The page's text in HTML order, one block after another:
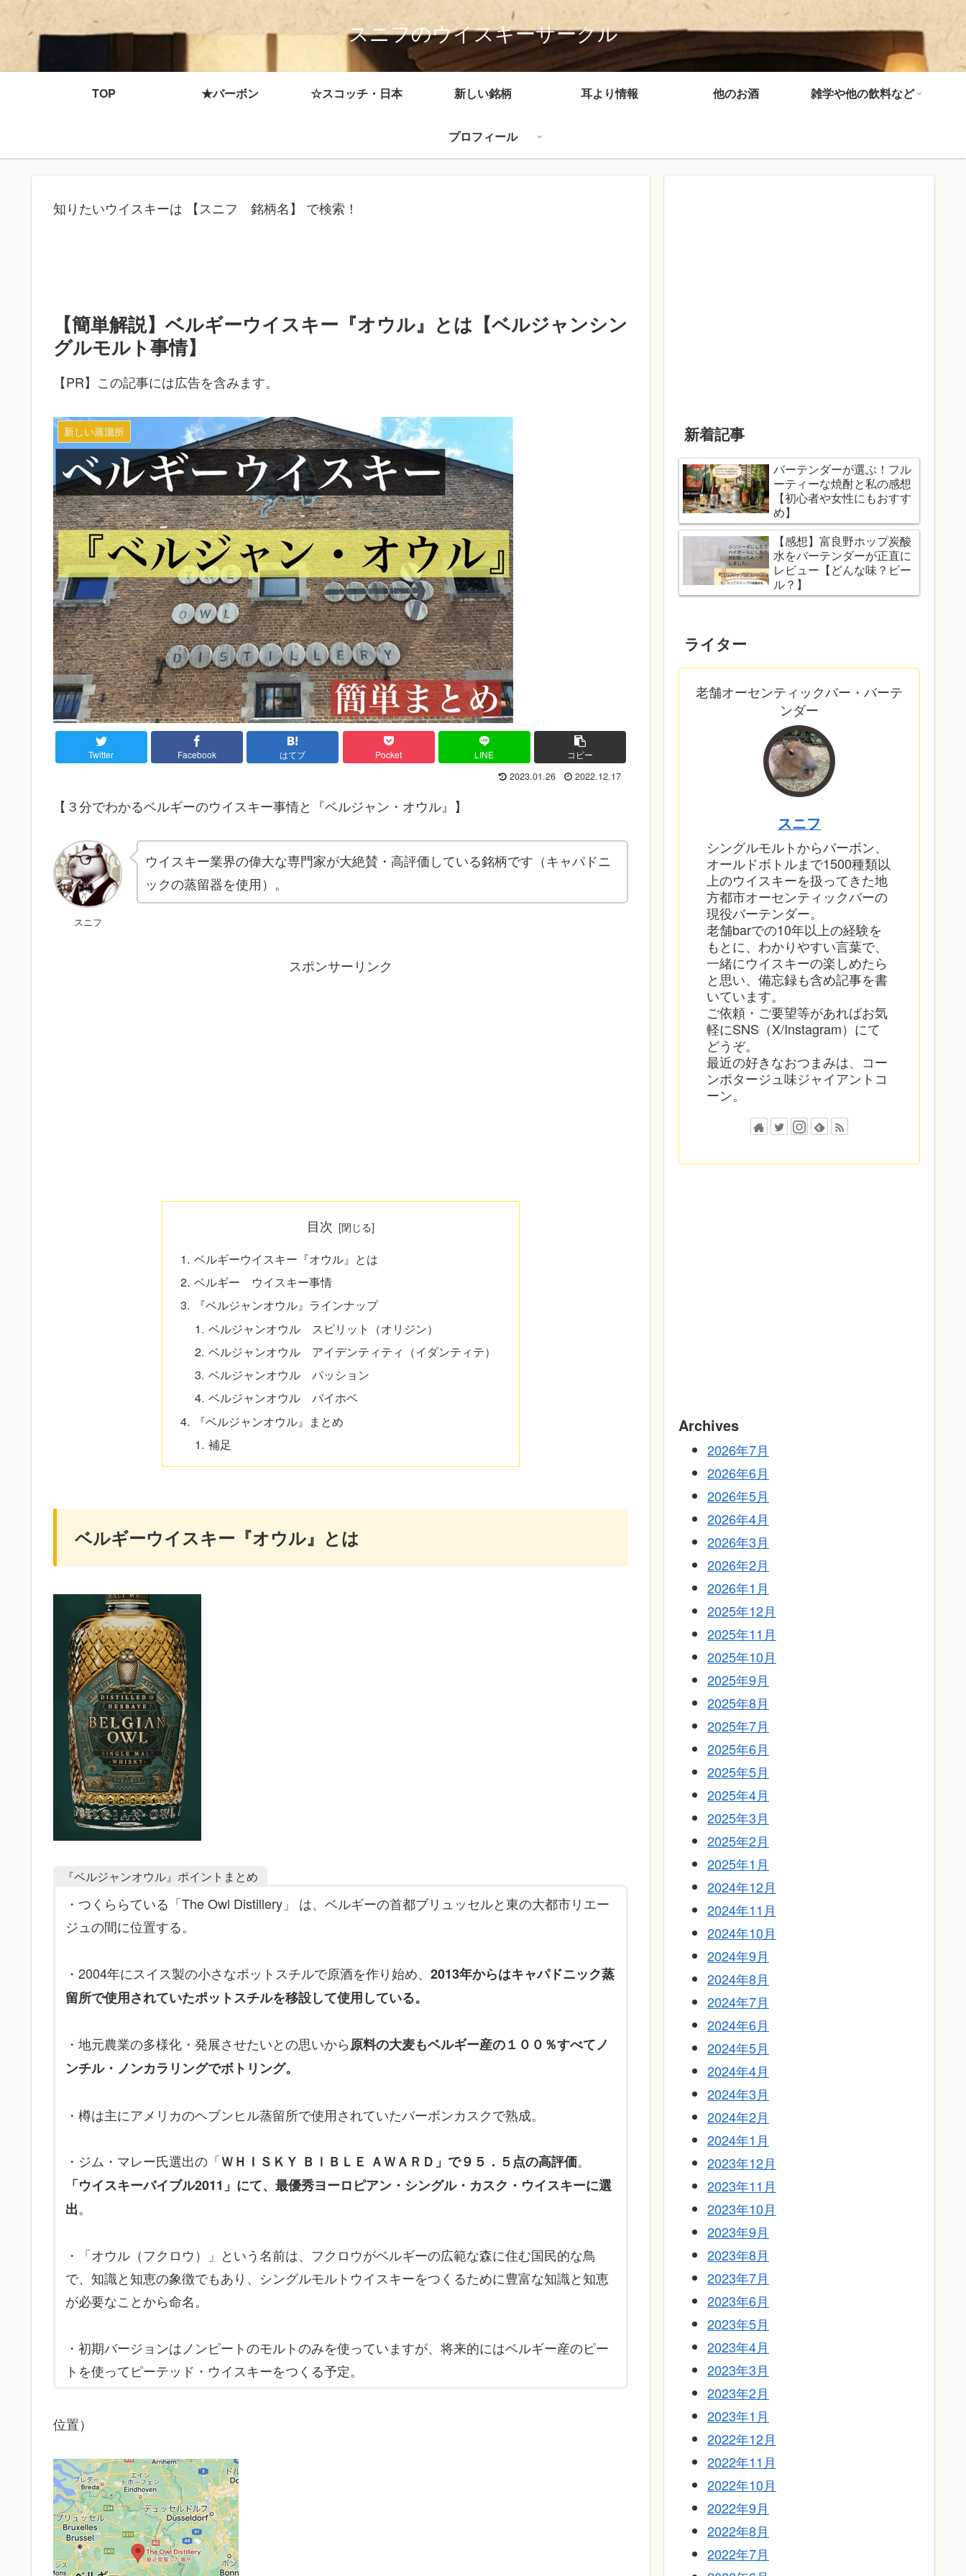
スニフのウイスキーサークル
TOP ★バーボン ☆スコッチ・日本 新しい銘柄 耳より情報 他のお酒 雑学や他の飲料など
プロフィール
知りたいウイスキーは 【スニフ 銘柄名】 で検索！
【簡単解説】ベルギーウイスキー『オウル』とは【ベルジャンシン
グルモルト事情】
【PR】この記事には広告を含みます。
新しい蒸溜所
Twitter Facebook はてブ Pocket LINE コピー
2023.01.26 2022.12.17
【３分でわかるベルギーのウイスキー事情と『ベルジャン・オウル』】
スニフ
ウイスキー業界の偉大な専門家が大絶賛・高評価している銘柄です（キャパドニ
ックの蒸留器を使用）。
スポンサーリンク
目次
ベルギーウイスキー『オウル』とは
ベルギー ウイスキー事情
『ベルジャンオウル』ラインナップ
ベルジャンオウル スピリット（オリジン）
ベルジャンオウル アイデンティティ（イダンティテ）
ベルジャンオウル パッション
ベルジャンオウル バイホベ
『ベルジャンオウル』まとめ
補足
ベルギーウイスキー『オウル』とは
『ベルジャンオウル』ポイントまとめ
・つくららている「The Owl Distillery」 は、ベルギーの首都ブリュッセルと東の大都市リエー
ジュの間に位置する。
・2004年にスイス製の小さなポットスチルで原酒を作り始め、2013年からはキャパドニック蒸
留所で使用されていたポットスチルを移設して使用している。
・地元農業の多様化・発展させたいとの思いから原料の大麦もベルギー産の１００％すべてノ
ンチル・ノンカラリングでボトリング。
・樽は主にアメリカのヘブンヒル蒸留所で使用されていたバーボンカスクで熟成。
・ジム・マレー氏選出の「ＷＨＩＳＫＹ ＢＩＢＬＥ ＡＷＡＲＤ」で９５．５点の高評価。
「ウイスキーバイブル2011」にて、最優秀ヨーロピアン・シングル・カスク・ウイスキーに選
出。
・「オウル（フクロウ）」という名前は、フクロウがベルギーの広範な森に住む国民的な鳥
で、知識と知恵の象徴でもあり、シングルモルトウイスキーをつくるために豊富な知識と知恵
が必要なことから命名。
・初期バージョンはノンピートのモルトのみを使っていますが、将来的にはベルギー産のピー
トを使ってピーテッド・ウイスキーをつくる予定。
位置）
新着記事
バーテンダーが選ぶ！フル
ーティーな焼酎と私の感想
【初心者や女性にもおすす
め】
【感想】富良野ホップ炭酸
水をバーテンダーが正直に
レビュー【どんな味？ビー
ル？】
ライター
老舗オーセンティックバー・バーテ
ンダー
スニフ
シングルモルトからバーボン、
オールドボトルまで1500種類以
上のウイスキーを扱ってきた地
方都市オーセンティックバーの
現役バーテンダー。
老舗barでの10年以上の経験を
もとに、わかりやすい言葉で、
一緒にウイスキーの楽しめたら
と思い、備忘録も含め記事を書
いています。
ご依頼・ご要望等があればお気
軽にSNS（X/Instagram）にて
どうぞ。
最近の好きなおつまみは、コー
ンポタージュ味ジャイアントコ
ーン。
Archives
2026年7月
2026年6月
2026年5月
2026年4月
2026年3月
2026年2月
2026年1月
2025年12月
2025年11月
2025年10月
2025年9月
2025年8月
2025年7月
2025年6月
2025年5月
2025年4月
2025年3月
2025年2月
2025年1月
2024年12月
2024年11月
2024年10月
2024年9月
2024年8月
2024年7月
2024年6月
2024年5月
2024年4月
2024年3月
2024年2月
2024年1月
2023年12月
2023年11月
2023年10月
2023年9月
2023年8月
2023年7月
2023年6月
2023年5月
2023年4月
2023年3月
2023年2月
2023年1月
2022年12月
2022年11月
2022年10月
2022年9月
2022年8月
2022年7月